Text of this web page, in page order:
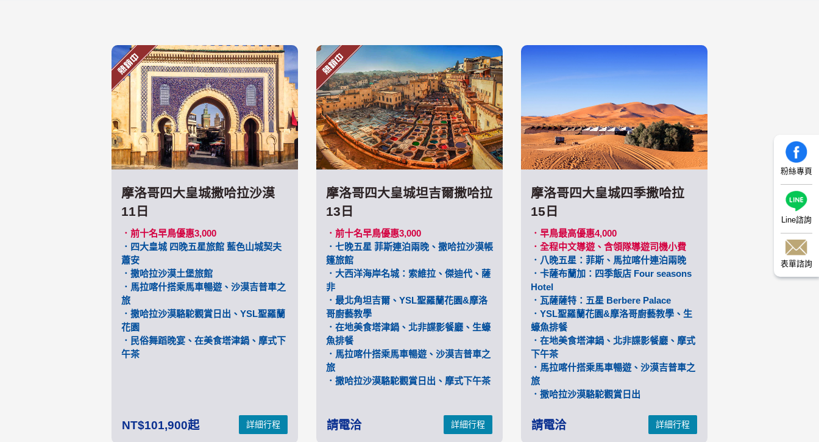
摩洛哥四大皇城撒哈拉沙漠
11日
．前十名早鳥優惠3,000
．四大皇城 四晚五星旅館 藍色山城契夫
蕭安
．撒哈拉沙漠土堡旅館
．馬拉喀什搭乘馬車暢遊、沙漠吉普車之
旅
．撒哈拉沙漠駱駝觀賞日出、YSL聖羅蘭
花園
．民俗舞蹈晚宴、在美食塔津鍋、摩式下
午茶
詳細行程
101,900
摩洛哥四大皇城坦吉爾撒哈拉
13日
．前十名早鳥優惠3,000
．七晚五星 菲斯連泊兩晚、撒哈拉沙漠帳
篷旅館
．大西洋海岸名城：索維拉、傑迪代、薩
非
．最北角坦吉爾、YSL聖羅蘭花園&摩洛
哥廚藝教學
．在地美食塔津鍋、北非諜影餐廳、生蠔
魚排餐
．馬拉喀什搭乘馬車暢遊、沙漠吉普車之
旅
．撒哈拉沙漠駱駝觀賞日出、摩式下午茶
詳細行程
請電洽
摩洛哥四大皇城四季撒哈拉
15日
．早鳥最高優惠4,000
．全程中文導遊、含領隊導遊司機小費
．八晚五星：菲斯、馬拉喀什連泊兩晚
．卡薩布蘭加：四季飯店 Four seasons
Hotel
．瓦薩薩特：五星 Berbere Palace
．YSL聖羅蘭花園&摩洛哥廚藝教學、生
蠔魚排餐
．在地美食塔津鍋、北非諜影餐廳、摩式
下午茶
．馬拉喀什搭乘馬車暢遊、沙漠吉普車之
旅
．撒哈拉沙漠駱駝觀賞日出
詳細行程
請電洽
粉絲專頁
Line諮詢
表單諮詢